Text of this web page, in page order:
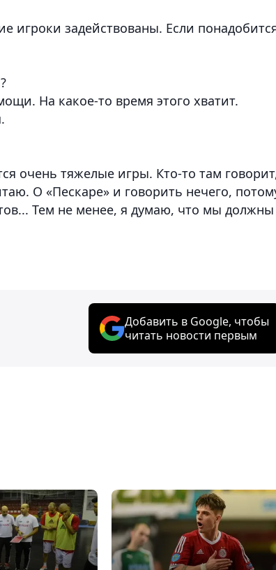
задействованы. Если
На какое-то время этого хватит.
очень тяжелые игры. Кто-то там
О «Пескаре» и говорить нечего,
Тем не менее, я думаю, что мы должны
Добавить в Google, чтобы
читать новости первым